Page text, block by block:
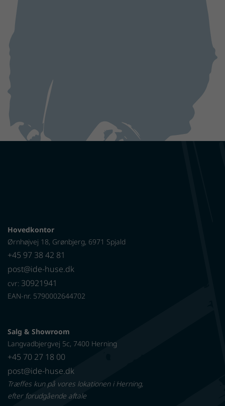
Hovedkontor
Ørnhøjvej 18, Grønbjerg, 6971 Spjald
+45 97 38 42 81
post@ide-huse.dk
cvr: 30921941
EAN-nr. 5790002644702
Salg & Showroom
Langvadbjergvej 5c, 7400 Herning
+45 70 27 18 00
post@ide-huse.dk
Træffes kun på vores lokationen i Herning,
efter forudgående aftale